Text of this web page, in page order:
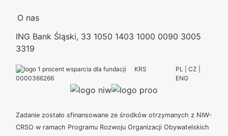
O nas
ING Bank Śląski, 33 1050 1403 1000 0090 3005
3319
KRS
0000366266
PL | CZ |
ENG
Zadanie zostało sfinansowane ze środków otrzymanych z NIW-
CRSO w ramach Programu Rozwoju Organizacji Obywatelskich